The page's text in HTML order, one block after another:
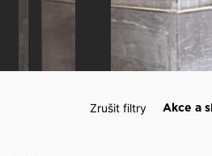
Akce a
Zrušit filtry